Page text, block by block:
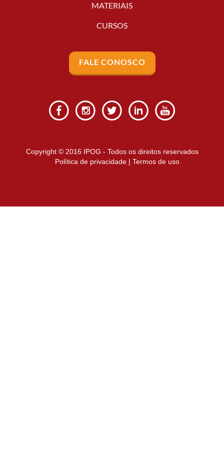
MATERIAIS
CURSOS
FALE CONOSCO
Copyright © 2016 IPOG - Todos os direitos reservados
Política de privacidade| Termos de uso